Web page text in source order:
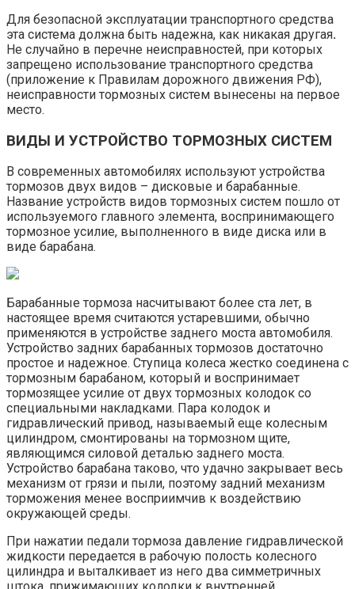
Для безопасной эксплуатации транспортного средства
эта система должна быть надежна, как никакая другая.
Не случайно в перечне неисправностей, при которых
запрещено использование транспортного средства
(приложение к Правилам дорожного движения РФ),
неисправности тормозных систем вынесены на первое
место.
ВИДЫ И УСТРОЙСТВО ТОРМОЗНЫХ СИСТЕМ
В современных автомобилях используют устройства
тормозов двух видов – дисковые и барабанные.
Название устройств видов тормозных систем пошло от
используемого главного элемента, воспринимающего
тормозное усилие, выполненного в виде диска или в
виде барабана.
Барабанные тормоза насчитывают более ста лет, в
настоящее время считаются устаревшими, обычно
применяются в устройстве заднего моста автомобиля.
Устройство задних барабанных тормозов достаточно
простое и надежное. Ступица колеса жестко соединена с
тормозным барабаном, который и воспринимает
тормозящее усилие от двух тормозных колодок со
специальными накладками. Пара колодок и
гидравлический привод, называемый еще колесным
цилиндром, смонтированы на тормозном щите,
являющимся силовой деталью заднего моста.
Устройство барабана таково, что удачно закрывает весь
механизм от грязи и пыли, поэтому задний механизм
торможения менее восприимчив к воздействию
окружающей среды.
При нажатии педали тормоза давление гидравлической
жидкости передается в рабочую полость колесного
цилиндра и выталкивает из него два симметричных